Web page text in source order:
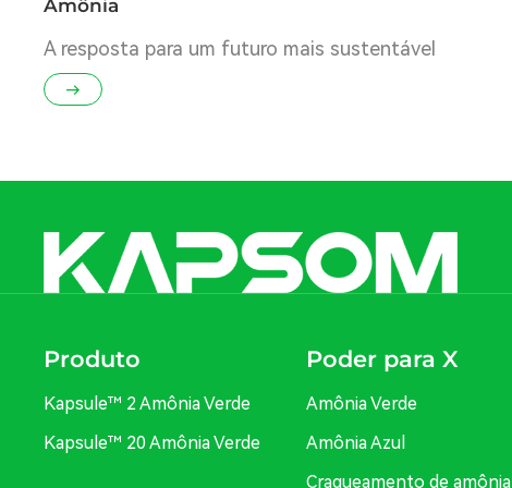
Amônia
A resposta para um futuro mais sustentável
Produto
Kapsule™ 2 Amônia Verde
Kapsule™ 20 Amônia Verde
Poder para X
Amônia Verde
Amônia Azul
Craqueamento de amônia